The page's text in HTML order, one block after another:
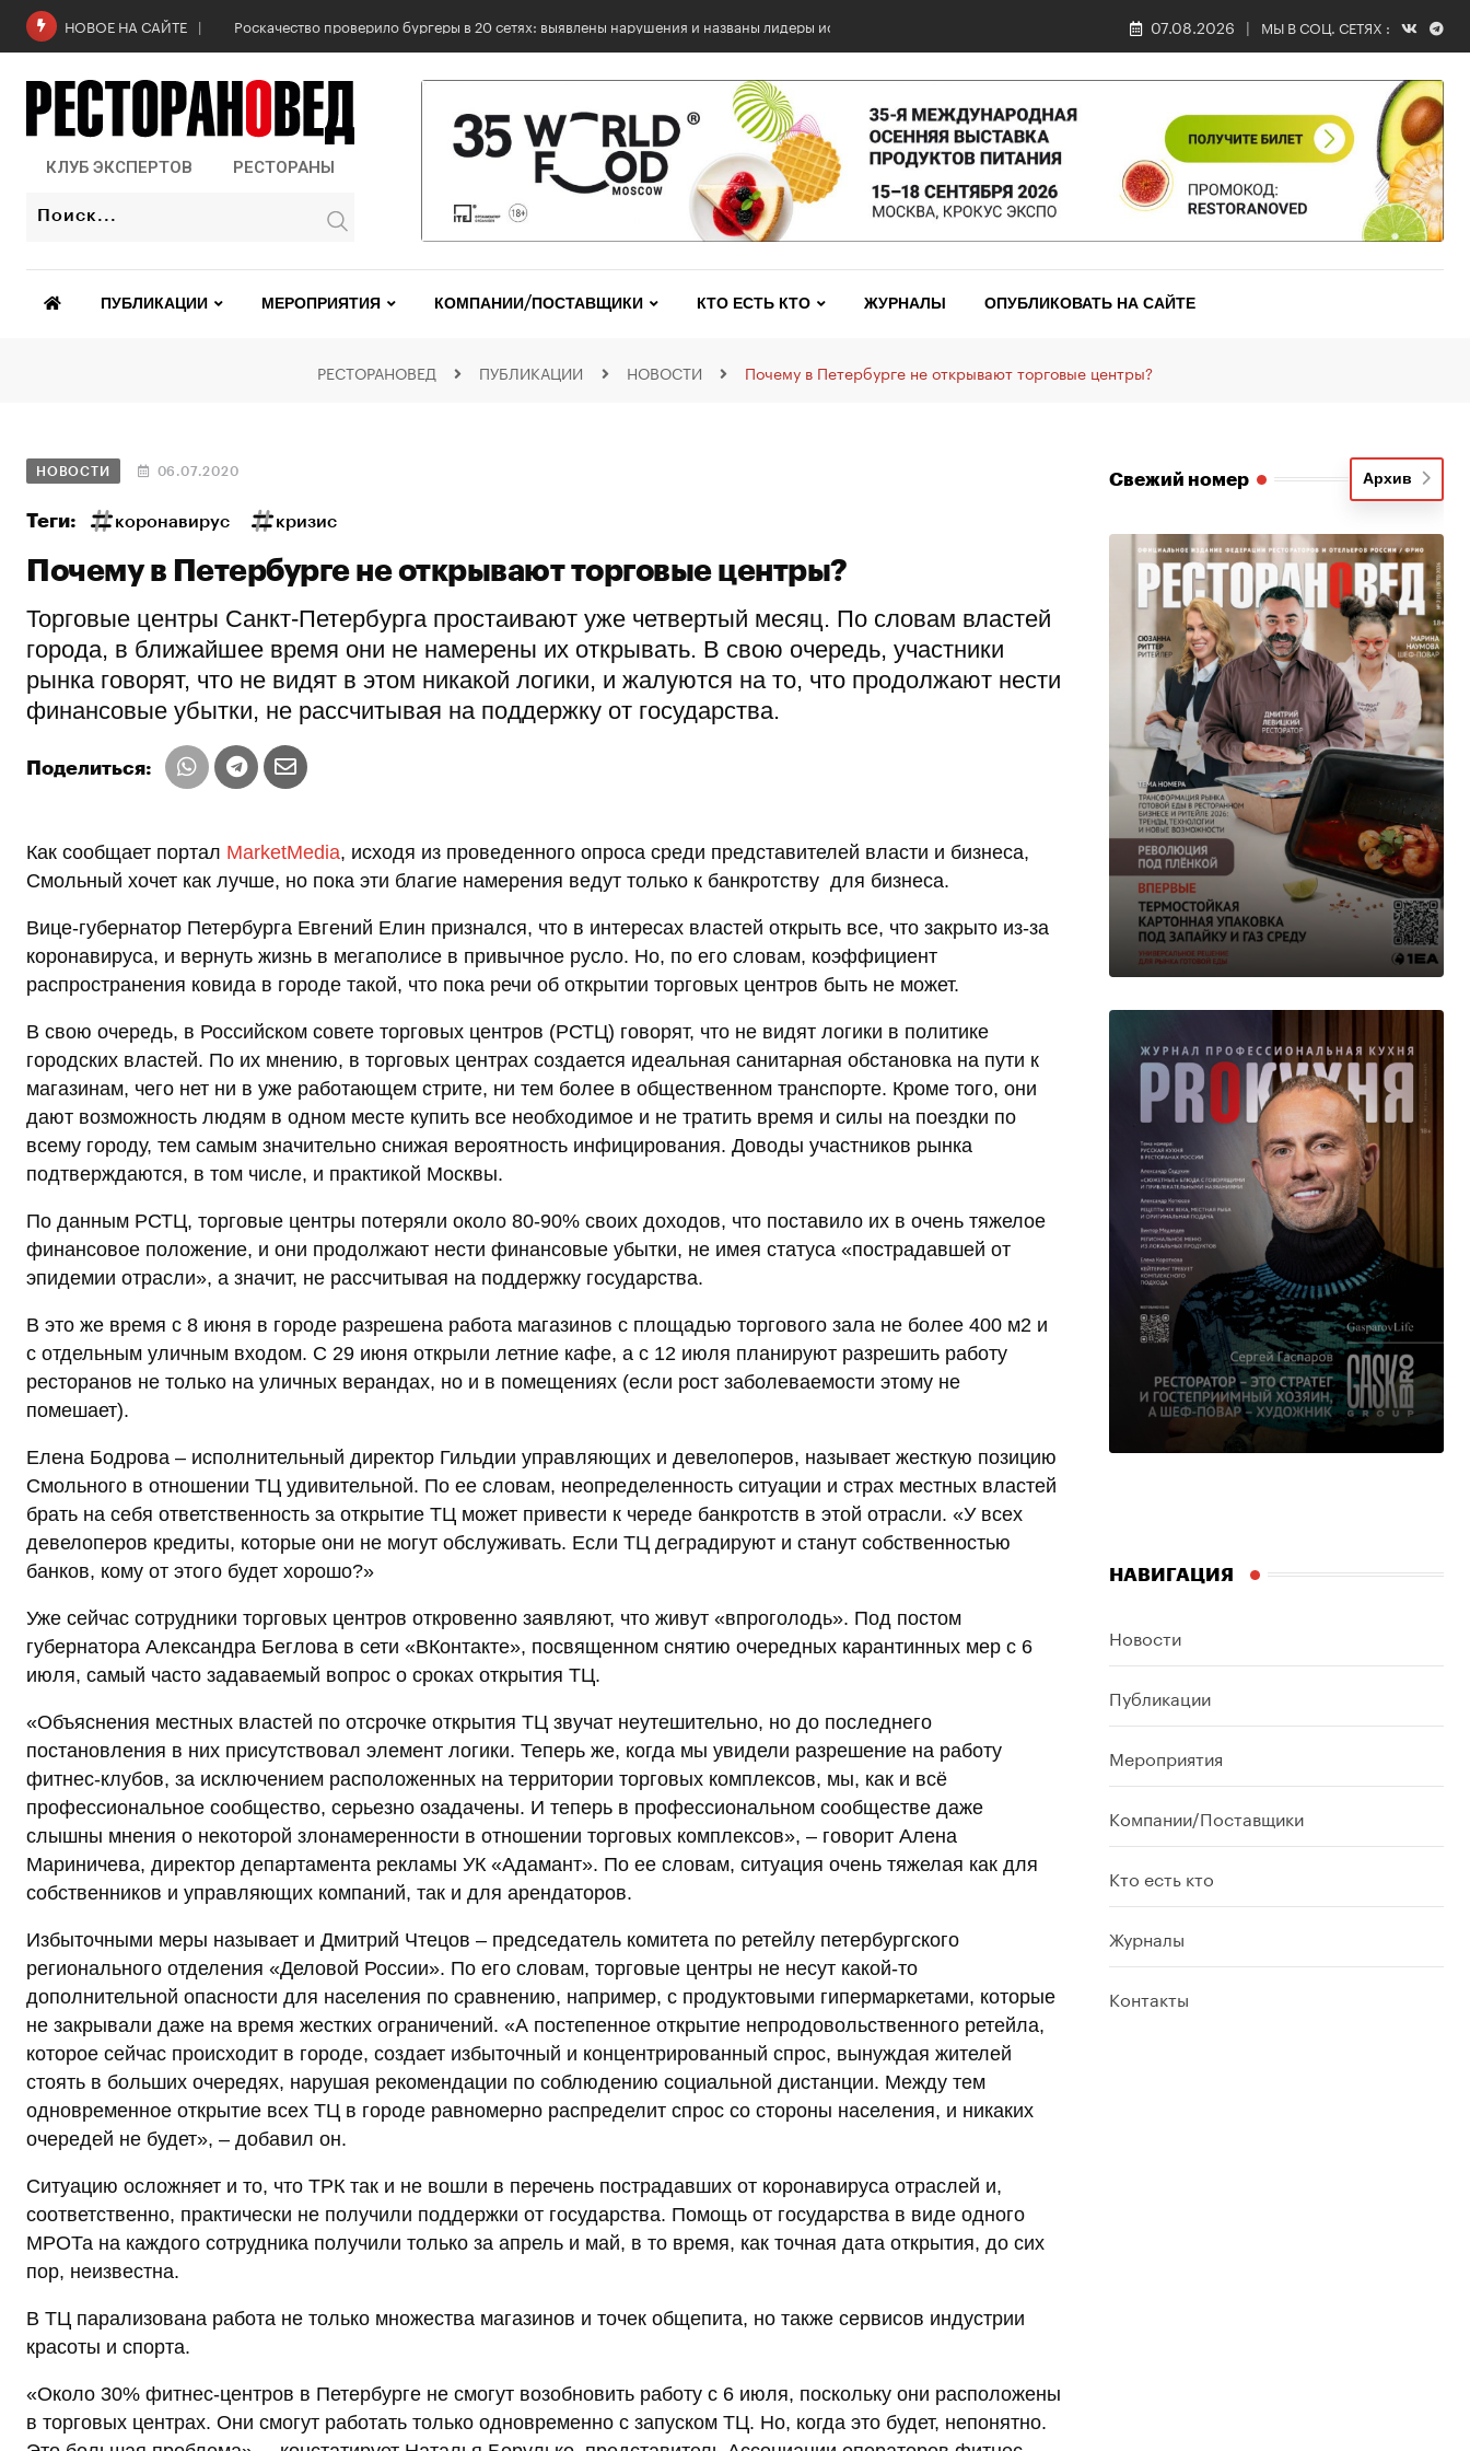
НОВОЕ НА САЙТЕ 6 августа: Всемирный день горчицы 07.08.2026 МЫ В СОЦ. СЕТЯХ :
КЛУБ ЭКСПЕРТОВ РЕСТОРАНЫ
ПУБЛИКАЦИИ МЕРОПРИЯТИЯ КОМПАНИИ/ПОСТАВЩИКИ КТО ЕСТЬ КТО ЖУРНАЛЫ ОПУБЛИКОВАТЬ НА САЙТЕ
РЕСТОРАНОВЕД ПУБЛИКАЦИИ НОВОСТИ Почему в Петербурге не открывают торговые центры?
НОВОСТИ 06.07.2020
Теги: коронавирус кризис
Почему в Петербурге не открывают торговые центры?
Торговые центры Санкт-Петербурга простаивают уже четвертый месяц. По словам властей
города, в ближайшее время они не намерены их открывать. В свою очередь, участники
рынка говорят, что не видят в этом никакой логики, и жалуются на то, что продолжают нести
финансовые убытки, не рассчитывая на поддержку от государства.
Поделиться:
Как сообщает портал MarketMedia, исходя из проведенного опроса среди представителей власти и бизнеса,
Смольный хочет как лучше, но пока эти благие намерения ведут только к банкротству для бизнеса.
Вице-губернатор Петербурга Евгений Елин признался, что в интересах властей открыть все, что закрыто из-за
коронавируса, и вернуть жизнь в мегаполисе в привычное русло. Но, по его словам, коэффициент
распространения ковида в городе такой, что пока речи об открытии торговых центров быть не может.
В свою очередь, в Российском совете торговых центров (РСТЦ) говорят, что не видят логики в политике
городских властей. По их мнению, в торговых центрах создается идеальная санитарная обстановка на пути к
магазинам, чего нет ни в уже работающем стрите, ни тем более в общественном транспорте. Кроме того, они
дают возможность людям в одном месте купить все необходимое и не тратить время и силы на поездки по
всему городу, тем самым значительно снижая вероятность инфицирования. Доводы участников рынка
подтверждаются, в том числе, и практикой Москвы.
По данным РСТЦ, торговые центры потеряли около 80-90% своих доходов, что поставило их в очень тяжелое
финансовое положение, и они продолжают нести финансовые убытки, не имея статуса «пострадавшей от
эпидемии отрасли», а значит, не рассчитывая на поддержку государства.
В это же время с 8 июня в городе разрешена работа магазинов с площадью торгового зала не более 400 м2 и
с отдельным уличным входом. С 29 июня открыли летние кафе, а с 12 июля планируют разрешить работу
ресторанов не только на уличных верандах, но и в помещениях (если рост заболеваемости этому не
помешает).
Елена Бодрова – исполнительный директор Гильдии управляющих и девелоперов, называет жесткую позицию
Смольного в отношении ТЦ удивительной. По ее словам, неопределенность ситуации и страх местных властей
брать на себя ответственность за открытие ТЦ может привести к череде банкротств в этой отрасли. «У всех
девелоперов кредиты, которые они не могут обслуживать. Если ТЦ деградируют и станут собственностью
банков, кому от этого будет хорошо?»
Уже сейчас сотрудники торговых центров откровенно заявляют, что живут «впроголодь». Под постом
губернатора Александра Беглова в сети «ВКонтакте», посвященном снятию очередных карантинных мер с 6
июля, самый часто задаваемый вопрос о сроках открытия ТЦ.
«Объяснения местных властей по отсрочке открытия ТЦ звучат неутешительно, но до последнего
постановления в них присутствовал элемент логики. Теперь же, когда мы увидели разрешение на работу
фитнес-клубов, за исключением расположенных на территории торговых комплексов, мы, как и всё
профессиональное сообщество, серьезно озадачены. И теперь в профессиональном сообществе даже
слышны мнения о некоторой злонамеренности в отношении торговых комплексов», – говорит Алена
Мариничева, директор департамента рекламы УК «Адамант». По ее словам, ситуация очень тяжелая как для
собственников и управляющих компаний, так и для арендаторов.
Избыточными меры называет и Дмитрий Чтецов – председатель комитета по ретейлу петербургского
регионального отделения «Деловой России». По его словам, торговые центры не несут какой-то
дополнительной опасности для населения по сравнению, например, с продуктовыми гипермаркетами, которые
не закрывали даже на время жестких ограничений. «А постепенное открытие непродовольственного ретейла,
которое сейчас происходит в городе, создает избыточный и концентрированный спрос, вынуждая жителей
стоять в больших очередях, нарушая рекомендации по соблюдению социальной дистанции. Между тем
одновременное открытие всех ТЦ в городе равномерно распределит спрос со стороны населения, и никаких
очередей не будет», – добавил он.
Ситуацию осложняет и то, что ТРК так и не вошли в перечень пострадавших от коронавируса отраслей и,
соответственно, практически не получили поддержки от государства. Помощь от государства в виде одного
МРОТа на каждого сотрудника получили только за апрель и май, в то время, как точная дата открытия, до сих
пор, неизвестна.
В ТЦ парализована работа не только множества магазинов и точек общепита, но также сервисов индустрии
красоты и спорта.
«Около 30% фитнес-центров в Петербурге не смогут возобновить работу с 6 июля, поскольку они расположены
в торговых центрах. Они смогут работать только одновременно с запуском ТЦ. Но, когда это будет, непонятно.
Свежий номер Архив
НАВИГАЦИЯ
Новости
Публикации
Мероприятия
Компании/Поставщики
Кто есть кто
Журналы
Контакты